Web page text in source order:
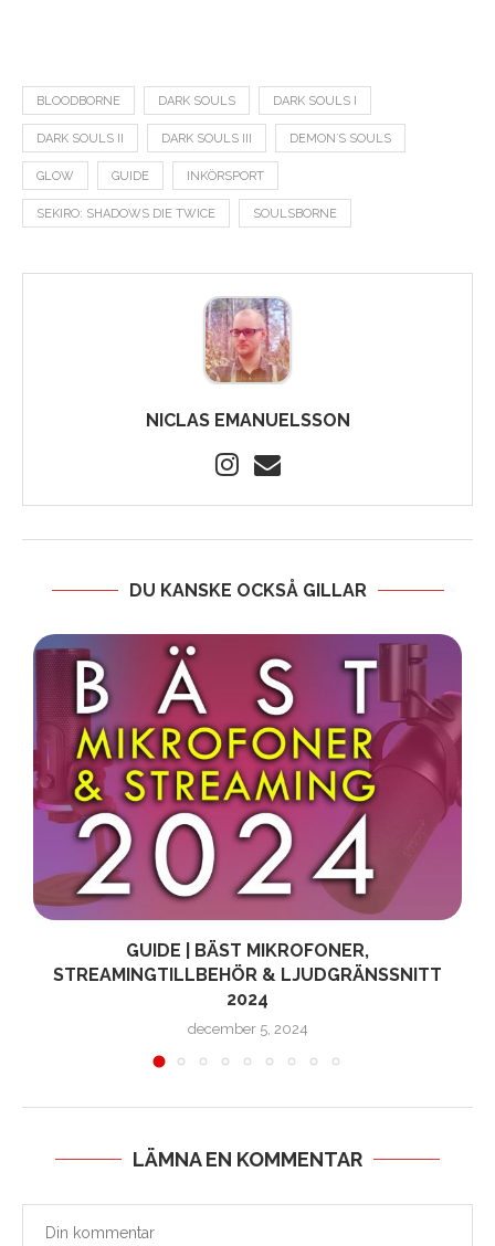
BLOODBORNE DARK SOULS DARK SOULS I
DARK SOULS II DARK SOULS III DEMON´S SOULS
GLOW GUIDE INKÖRSPORT
SEKIRO: SHADOWS DIE TWICE SOULSBORNE
NICLAS EMANUELSSON
DU KANSKE OCKSÅ GILLAR
GUIDE | BÄST MIKROFONER,
STREAMINGTILLBEHÖR & LJUDGRÄNSSNITT
2024
december 5, 2024
LÄMNA EN KOMMENTAR